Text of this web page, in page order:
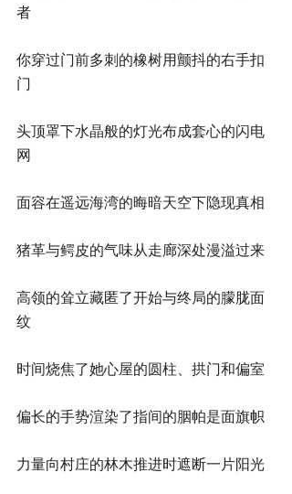
者
你穿过门前多刺的橡树用颤抖的右手扣
门
头顶罩下水晶般的灯光布成套心的闪电
网
面容在遥远海湾的晦暗天空下隐现真相
猪革与鳄皮的气味从走廊深处漫溢过来
高领的耸立藏匿了开始与终局的朦胧面
纹
时间烧焦了她心屋的圆柱、拱门和偏室
偏长的手势渲染了指间的胭帕是面旗帜
力量向村庄的林木推进时遮断一片阳光